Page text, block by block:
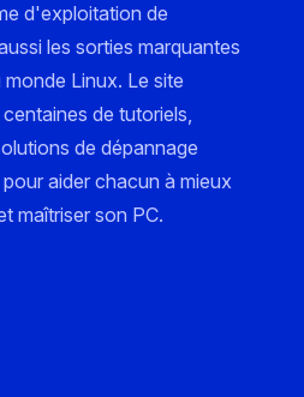
d'exploitation de
les sorties marquantes
Linux. Le site
de tutoriels,
de dépannage
aider chacun à mieux
maîtriser son PC.